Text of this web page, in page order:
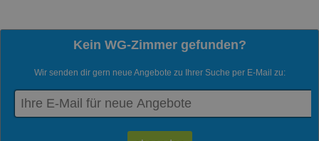
Kein WG-Zimmer gefunden?
Wir senden dir gern neue Angebote zu Ihrer Suche per E-Mail zu: